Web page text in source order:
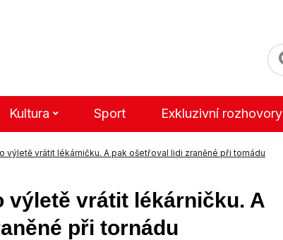
Kultura Sport Exkluzivní rozhovory
výletě vrátit lékárničku. A pak ošetřoval lidi zraněné při tornádu
výletě vrátit lékárničku. A
při tornádu